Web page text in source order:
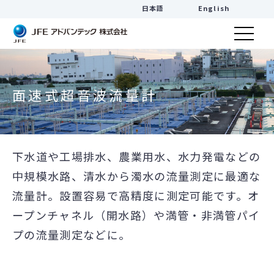
日本語 English
面速式超音波流量計
下水道や工場排水、農業用水、水力発電などの
中規模水路、清水から濁水の流量測定に最適な
流量計。設置容易で高精度に測定可能です。オ
ープンチャネル（開水路）や満管・非満管パイ
プの流量測定などに。